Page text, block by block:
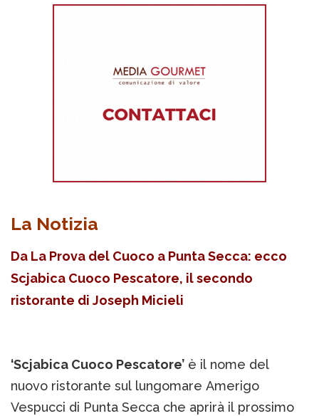
La Notizia
Da La Prova del Cuoco a Punta Secca: ecco
Scjabica Cuoco Pescatore, il secondo
ristorante di Joseph Micieli
‘Scjabica Cuoco Pescatore’ è il nome del
nuovo ristorante sul lungomare Amerigo
Vespucci di Punta Secca che aprirà il prossimo